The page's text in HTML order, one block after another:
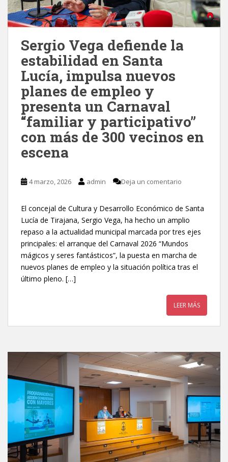
Sergio Vega defiende la
estabilidad en Santa
Lucía, impulsa nuevos
planes de empleo y
presenta un Carnaval
“familiar y participativo”
con más de 300 vecinos en
escena
4 marzo, 2026 admin Deja un comentario
El concejal de Cultura y Desarrollo Económico de Santa
Lucía de Tirajana, Sergio Vega, ha hecho un amplio
repaso a la actualidad municipal marcada por tres ejes
principales: el arranque del Carnaval 2026 “Mundos
mágicos y seres fantásticos”, la puesta en marcha de
nuevos planes de empleo y la situación política tras el
último pleno. […]
LEER MÁS